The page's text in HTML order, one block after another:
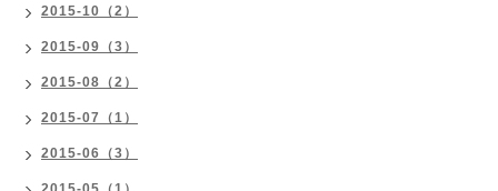
2015-10（2）
2015-09（3）
2015-08（2）
2015-07（1）
2015-06（3）